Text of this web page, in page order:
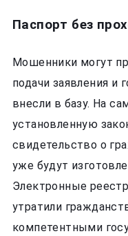
Паспорт без
Мошенники могут
подачи заявления и
внесли в базу. На
установленную
свидетельство о
уже будут
Электронные
утратили
компетентными